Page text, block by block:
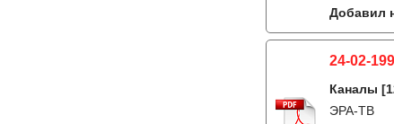
Добавил
24-02-
Каналы
ЭРА-ТВ